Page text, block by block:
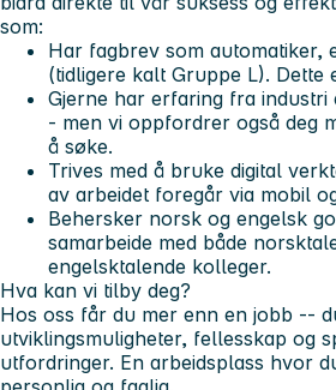
som:
Har fagbrev som automatiker,
(tidligere kalt Gruppe L). Dette
Gjerne har erfaring fra industri
- men vi oppfordrer også deg
å søke.
Trives med å bruke digital
av arbeidet foregår via mobil
Behersker norsk og engelsk
samarbeide med både
engelsktalende kolleger.
Hva kan vi tilby deg?
Hos oss får du mer enn en jobb --
utviklingsmuligheter, fellesskap og
utfordringer. En arbeidsplass hvor